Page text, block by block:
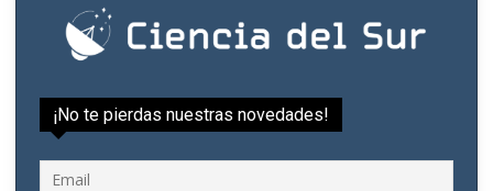
¡No te pierdas nuestras novedades!